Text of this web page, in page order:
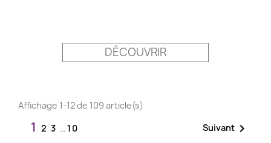
DÉCOUVRIR
Affichage 1-12 de 109 article(s)
1 2 3 … 10 Suivant 